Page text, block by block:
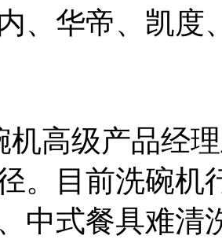
、华帝、凯度
机高级产品经
。目前洗碗机
中式餐具难清